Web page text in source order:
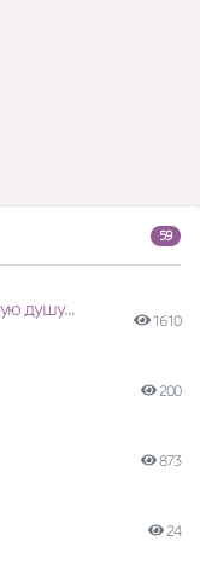
59
душу...
1610
200
873
24